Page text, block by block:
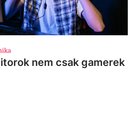
nem csak gamerek